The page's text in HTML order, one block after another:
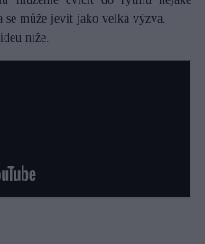
se může jevit jako velká výzva.
níže.